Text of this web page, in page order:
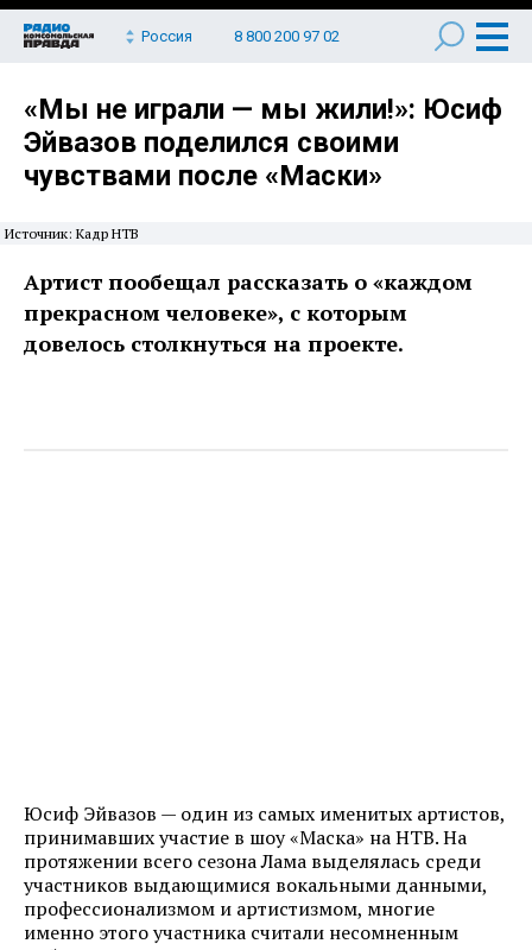
Россия 8 800 200 97 02
«Мы не играли — мы жили!»: Юсиф
Эйвазов поделился своими
чувствами после «Маски»
Источник: Кадр НТВ
Артист пообещал рассказать о «каждом
прекрасном человеке», с которым
довелось столкнуться на проекте.
Юсиф Эйвазов — один из самых именитых артистов,
принимавших участие в шоу «Маска» на НТВ. На
протяжении всего сезона Лама выделялась среди
участников выдающимися вокальными данными,
профессионализмом и артистизмом, многие
именно этого участника считали несомненным